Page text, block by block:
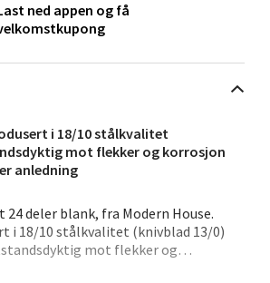
i 18/10 stålkvalitet
mot flekker og korrosjon
anledning
deler blank, fra Modern House.
i 18/10 stålkvalitet (knivblad 13/0)
mot flekker og
ned appen og få
20
Velg